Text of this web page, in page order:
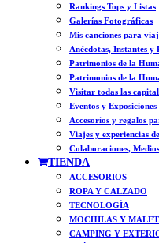
Rankings Tops y Listas
Galerías Fotográficas
Mis canciones para
Anécdotas, Instantes y
Patrimonios de la
Patrimonios de la
Visitar todas las
Eventos y Exposiciones
Accesorios y regalos
Viajes y experiencias
Colaboraciones,
TIENDA
ACCESORIOS
ROPA Y CALZADO
TECNOLOGÍA
MOCHILAS Y
CAMPING Y